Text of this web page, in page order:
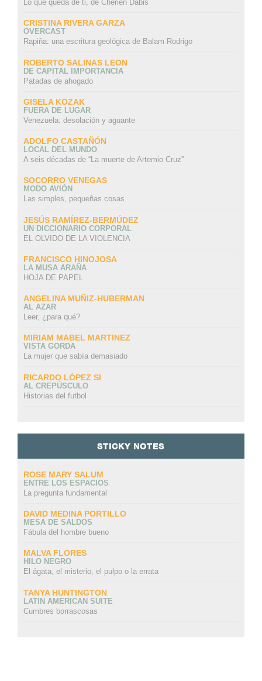
Lo que queda de ti, de Cherien Dabis
CRISTINA RIVERA GARZA
OVERCAST
Rapiña: una escritura geológica de Balam Rodrigo
ROBERTO SALINAS LEON
DE CAPITAL IMPORTANCIA
Patadas de ahogado
GISELA KOZAK
FUERA DE LUGAR
Venezuela: desolación y aguante
ADOLFO CASTAÑÓN
LOCAL DEL MUNDO
A seis décadas de “La muerte de Artemio Cruz”
SOCORRO VENEGAS
MODO AVIÓN
Las simples, pequeñas cosas
JESÚS RAMÍREZ-BERMÚDEZ
UN DICCIONARIO CORPORAL
EL OLVIDO DE LA VIOLENCIA
FRANCISCO HINOJOSA
LA MUSA ARAÑA
HOJA DE PAPEL
ANGELINA MUÑIZ-HUBERMAN
AL AZAR
Leer, ¿para qué?
MIRIAM MABEL MARTINEZ
VISTA GORDA
La mujer que sabía demasiado
RICARDO LÓPEZ SI
AL CREPÚSCULO
Historias del futbol
STICKY NOTES
ROSE MARY SALUM
ENTRE LOS ESPACIOS
La pregunta fundamental
DAVID MEDINA PORTILLO
MESA DE SALDOS
Fábula del hombre bueno
MALVA FLORES
HILO NEGRO
El ágata, el misterio, el pulpo o la errata
TANYA HUNTINGTON
LATIN AMERICAN SUITE
Cumbres borrascosas